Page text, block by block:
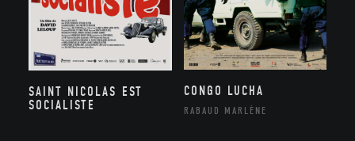
SAINT NICOLAS EST
SOCIALISTE
CONGO LUCHA
RABAUD MARLÈNE